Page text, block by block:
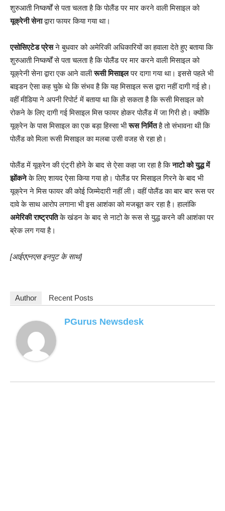
शुरुआती निष्कर्षों से पता चलता है कि पोलैंड पर मार करने वाली मिसाइल को
यूक्रेनी सेनाद्वारा फायर किया गया था।
एसोसिएटेड प्रेसने बुधवार को अमेरिकी अधिकारियों का हवाला देते हुए बताया कि
शुरुआती निष्कर्षों से पता चलता है कि पोलैंड पर मार करने वाली मिसाइल को
यूक्रेनी सेना द्वारा एक आने वालीरूसी मिसाइलपर दागा गया था। इससे पहले भी
बाइडन ऐसा कह चुके थे कि संभव है कि यह मिसाइल रूस द्वारा नहीं दागी गई हो।
वहीं मीडिया ने अपनी रिपोर्ट में बताया था कि हो सकता है कि रूसी मिसाइल को
रोकने के लिए दागी गई मिसाइल मिस फायर होकर पोलैंड में जा गिरी हो। क्योंकि
यूक्रेन के पास मिसाइल का एक बड़ा हिस्सा भीरूस निर्मितहै तो संभावना थी कि
पोलैंड को मिला रूसी मिसाइल का मलबा उसी वजह से रहा हो।
पोलैंड में यूक्रेन की एंट्री होने के बाद से ऐसा कहा जा रहा है किनाटो को युद्ध में
झोंकनेके लिए शायद ऐसा किया गया हो। पोलैंड पर मिसाइल गिरने के बाद भी
यूक्रेन ने मिस फायर की कोई जिम्मेदारी नहीं ली। वहीं पोलैंड का बार बार रूस पर
दावे के साथ आरोप लगाना भी इस आशंका को मजबूत कर रहा है। हालांकि
अमेरिकी राष्ट्रपतिके खंडन के बाद से नाटो के रूस से युद्ध करने की आशंका पर
ब्रेक लग गया है।
[आईएएनएस इनपुट के साथ]
Author Recent Posts
PGurus Newsdesk